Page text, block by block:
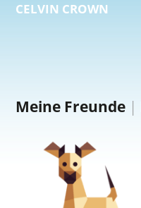
CELVIN CROWN
Meine Freunde |